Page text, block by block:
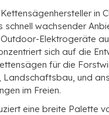
in
schnell wachsender
Elektrogeräte
sich auf die
für die
und
im Freien.
eine breite Palette